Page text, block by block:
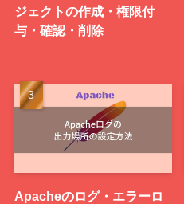
ジェクトの作成・権限付
与・確認・削除
Apacheのログ・エラーロ